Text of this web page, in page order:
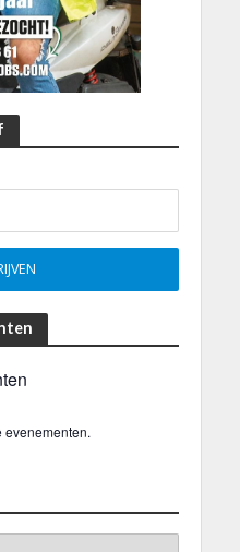
evenementen.